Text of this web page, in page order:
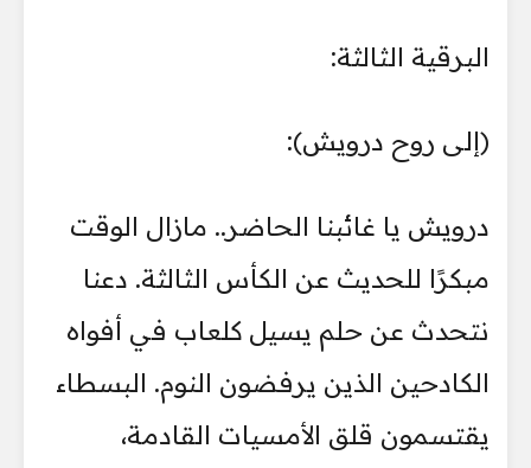
البرقية الثالثة:
(إلى روح درويش):
درويش يا غائبنا الحاضر.. مازال الوقت
مبكرًا للحديث عن الكأس الثالثة. دعنا
نتحدث عن حلم يسيل كلعاب في أفواه
الكادحين الذين يرفضون النوم. البسطاء
يقتسمون قلق الأمسيات القادمة،